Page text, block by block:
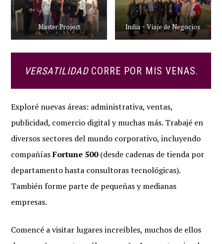
Master Project India ~ Viaje de Negocios
VERSATILIDADCORRE POR MIS VENAS.
Exploré nuevas áreas: administrativa, ventas,
publicidad, comercio digital y muchas más. Trabajé en
diversos sectores del mundo corporativo, incluyendo
compañíasFortune 500(desde cadenas de tienda por
departamento hasta consultoras tecnológicas).
También forme parte de pequeñas y medianas
empresas.
Comencé a visitar lugares increíbles, muchos de ellos